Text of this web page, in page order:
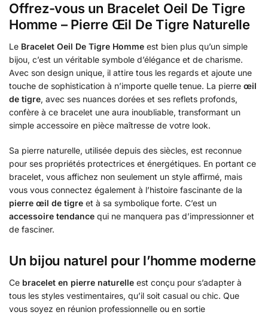
Offrez-vous un Bracelet Oeil De Tigre
Homme – Pierre Œil De Tigre Naturelle
Le Bracelet Oeil De Tigre Homme est bien plus qu’un simple
bijou, c’est un véritable symbole d’élégance et de charisme.
Avec son design unique, il attire tous les regards et ajoute une
touche de sophistication à n’importe quelle tenue. La pierre œil
de tigre, avec ses nuances dorées et ses reflets profonds,
confère à ce bracelet une aura inoubliable, transformant un
simple accessoire en pièce maîtresse de votre look.
Sa pierre naturelle, utilisée depuis des siècles, est reconnue
pour ses propriétés protectrices et énergétiques. En portant ce
bracelet, vous affichez non seulement un style affirmé, mais
vous vous connectez également à l’histoire fascinante de la
pierre œil de tigre et à sa symbolique forte. C’est un
accessoire tendance qui ne manquera pas d’impressionner et
de fasciner.
Un bijou naturel pour l’homme moderne
Ce bracelet en pierre naturelle est conçu pour s’adapter à
tous les styles vestimentaires, qu’il soit casual ou chic. Que
vous soyez en réunion professionnelle ou en sortie